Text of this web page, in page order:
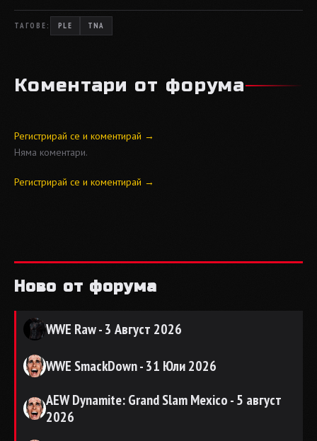
ТАГОВЕ: PLE TNA
Коментари от форума
Регистрирай се и коментирай →
Няма коментари.
Регистрирай се и коментирай →
Ново от форума
WWE Raw - 3 Август 2026
WWE SmackDown - 31 Юли 2026
AEW Dynamite: Grand Slam Mexico - 5 август
2026